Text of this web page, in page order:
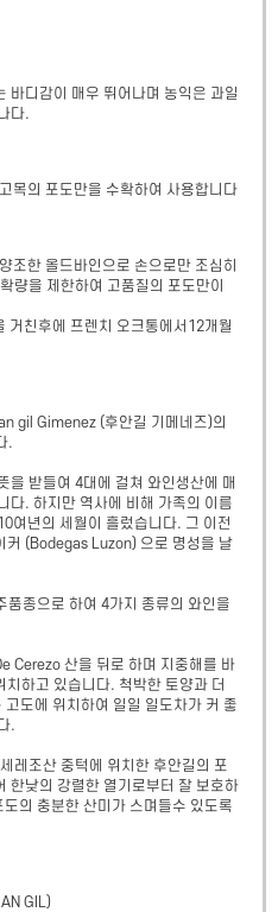
바디감이 매우 뛰어나며 농익은 과일
다.
목의 포도만을 수확하여 사용합니다
조한 올드바인으로 손으로만 조심히
량을 제한하여 고품질의 포도만이
거친후에 프렌치 오크통에서12개월
gil Gimenez (후안길 기메네즈)의
.
을 받들여 4대에 걸쳐 와인생산에 매
다. 하지만 역사에 비해 가족의 이름
여년의 세월이 흘렀습니다. 그 이전
커 (Bodegas Luzon) 으로 명성을 날
종으로 하여 4가지 종류의 와인을
Cerezo 산을 뒤로 하며 지중해를 바
하고 있습니다. 척박한 토양과 더
도에 위치하여 일일 일도차가 커 좋
.
레조산 중턱에 위치한 후안길의 포
한낮의 강렬한 열기로부터 잘 보호하
의 충분한 산미가 스며들수 있도록
GIL )